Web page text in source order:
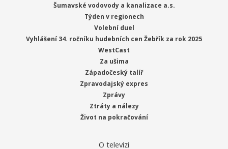
Šumavské vodovody a kanalizace a.s.
Týden v regionech
Volební duel
Vyhlášení 34. ročníku hudebních cen Žebřík za rok 2025
WestCast
Za ušima
Západočeský talíř
Zpravodajský expres
Zprávy
Ztráty a nálezy
Život na pokračování
O televizi